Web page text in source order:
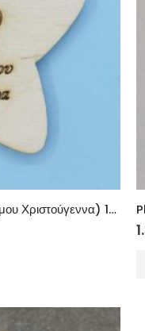
Ξύλινο αστέρι κρεμαστό (Τα πρώτα μου Χριστούγεννα) 10 εκ.